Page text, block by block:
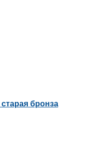
старая бронза